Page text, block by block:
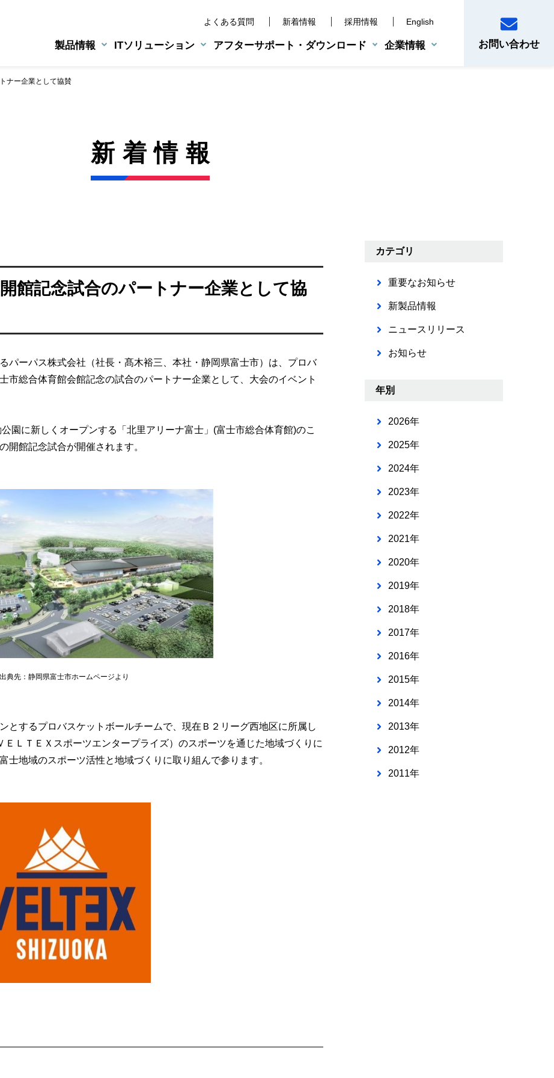
製品情報
小・中規模施設用給湯器
マルチシステム
ITソリューション
LPG総合管理システム
エルウエーブ
BtoE向けサービス
アフターサポート・ダウンロード
エラーコード表
企業情報
環境への取り組み
CMギャラリー
お問い合わせ
よくある質問 新着情報 採用情報 English
ナー企業として協賛
新着情報
館記念試合のパートナー企業として協
パーパス株式会社（社長・髙木裕三、本社・静岡県富士市）は、プロバ
市総合体育館会館記念の試合のパートナー企業として、大会のイベント
園に新しくオープンする「北里アリーナ富士」(富士市総合体育館)のこ
開館記念試合が開催されます。
典先：静岡県富士市ホームページより
とするプロバスケットボールチームで、現在Ｂ２リーグ西地区に所属し
ＬＴＥＸスポーツエンタープライズ）のスポーツを通じた地域づくりに
士地域のスポーツ活性と地域づくりに取り組んで参ります。
カテゴリ
重要なお知らせ
新製品情報
ニュースリリース
お知らせ
年別
2026年
2025年
2024年
2023年
2022年
2021年
2020年
2019年
2018年
2017年
2016年
2015年
2014年
2013年
2012年
2011年